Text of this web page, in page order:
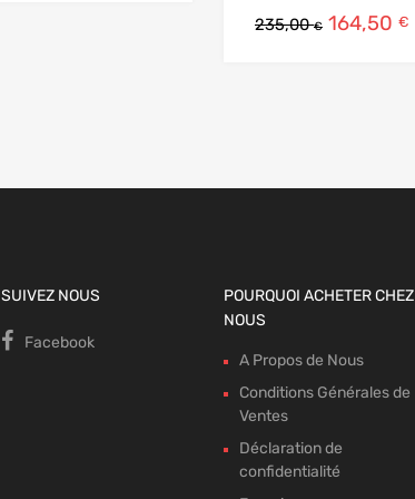
235,00€ 164,50 €
SUIVEZ NOUS
Facebook
POURQUOI ACHETER CHEZ
NOUS
A Propos de Nous
Conditions Générales de
Ventes
Déclaration de
confidentialité